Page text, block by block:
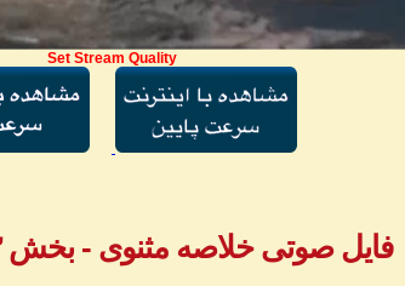
Set Stream Quality
فایل صوتی خلاصه مثنوی - بخش ۳ - آقای حسام